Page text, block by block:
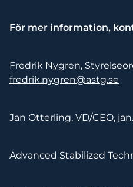
För mer information,
Fredrik Nygren,
fredrik.nygren@astg.se
Jan Otterling, VD/CEO,
Advanced Stabilized